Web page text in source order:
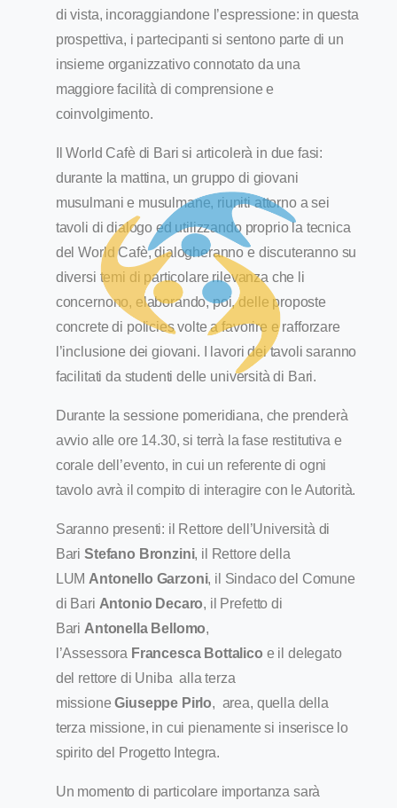
di vista, incoraggiandone l’espressione: in questa
prospettiva, i partecipanti si sentono parte di un
insieme organizzativo connotato da una
maggiore facilità di comprensione e
coinvolgimento.
Il World Cafè di Bari si articolerà in due fasi:
durante la mattina, un gruppo di giovani
musulmani e musulmane, riuniti attorno a sei
tavoli di dialogo ed utilizzando proprio la tecnica
del World Cafè, dialogheranno e discuteranno su
diversi temi di particolare rilevanza che li
concernono, elaborando, poi, delle proposte
concrete di policies volte a favorire e rafforzare
l’inclusione dei giovani. I lavori dei tavoli saranno
facilitati da studenti delle università di Bari.
Durante la sessione pomeridiana, che prenderà
avvio alle ore 14.30, si terrà la fase restitutiva e
corale dell’evento, in cui un referente di ogni
tavolo avrà il compito di interagire con le Autorità.
Saranno presenti: il Rettore dell’Università di
Bari Stefano Bronzini, il Rettore della
LUM Antonello Garzoni, il Sindaco del Comune
di Bari Antonio Decaro, il Prefetto di
Bari Antonella Bellomo,
l’Assessora Francesca Bottalico e il delegato
del rettore di Uniba alla terza
missioneGiuseppe Pirlo, area, quella della
terza missione, in cui pienamente si inserisce lo
spirito del Progetto Integra.
Un momento di particolare importanza sarà